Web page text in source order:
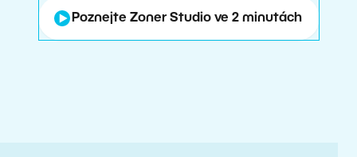
Poznejte Zoner Studio ve 2 minutách